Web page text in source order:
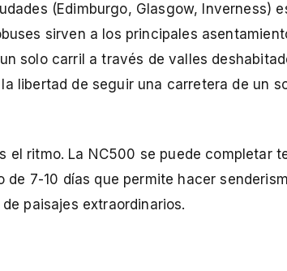
(Edimburgo, Glasgow, Inverness)
sirven a los principales
solo carril a través de valles
libertad de seguir una carretera de un
ritmo. La NC500 se puede completar
7-10 días que permite hacer
paisajes extraordinarios.